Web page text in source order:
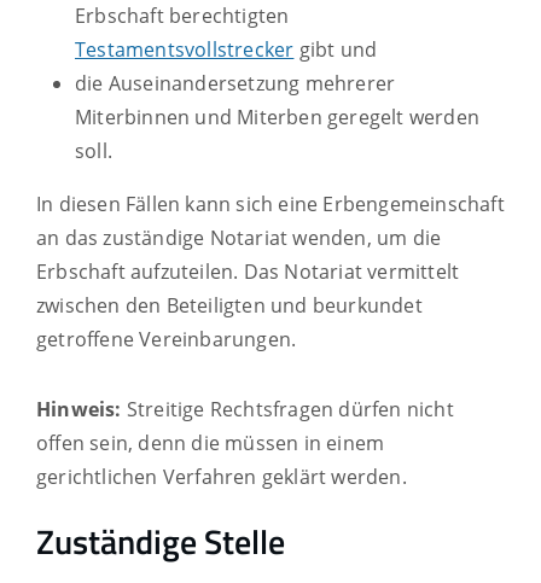
Erbschaft berechtigten
Testamentsvollstrecker gibt und
die Auseinandersetzung mehrerer
Miterbinnen und Miterben geregelt werden
soll.
In diesen Fällen kann sich eine Erbengemeinschaft
an das zuständige Notariat wenden, um die
Erbschaft aufzuteilen. Das Notariat vermittelt
zwischen den Beteiligten und beurkundet
getroffene Vereinbarungen.
Hinweis: Streitige Rechtsfragen dürfen nicht
offen sein, denn die müssen in einem
gerichtlichen Verfahren geklärt werden.
Zuständige Stelle